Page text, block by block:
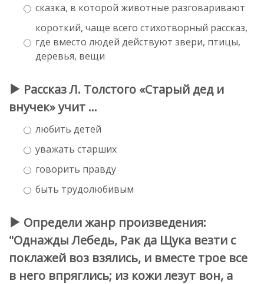
сказка, в которой животные разговаривают
короткий, чаще всего стихотворный рассказ,
где вместо людей действуют звери, птицы,
деревья, вещи
Рассказ Л. Толстого «Старый дед и
внучек» учит …
любить детей
уважать старших
говорить правду
быть трудолюбивым
Определи жанр произведения:
"Однажды Лебедь, Рак да Щука везти с
поклажей воз взялись, и вместе трое все
в него впряглись; из кожи лезут вон, а